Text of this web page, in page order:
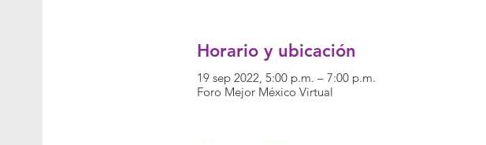
Horario y ubicación
19 sep 2022, 5:00 p.m. – 7:00 p.m.
Foro Mejor México Virtual